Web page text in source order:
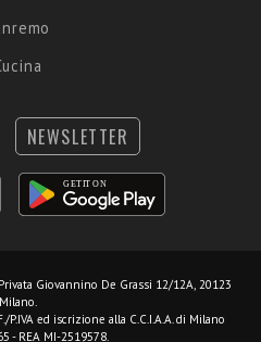
NEWSLETTER
Giovannino De Grassi 12/12A, 20123
Milano.
P.IVA ed iscrizione alla C.C.I.A.A. di Milano
- REA MI-2519578.